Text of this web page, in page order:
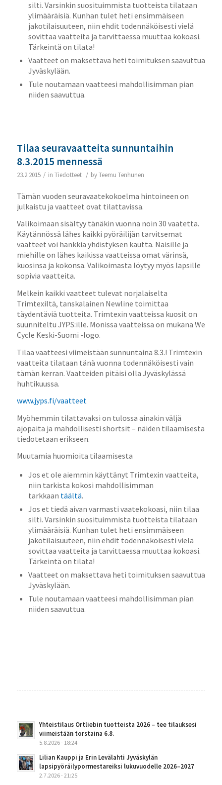
silti. Varsinkin suosituimmista tuotteista tilataan
ylimääräisiä. Kunhan tulet heti ensimmäiseen
jakotilaisuuteen, niin ehdit todennäköisesti vielä
sovittaa vaatteita ja tarvittaessa muuttaa kokoasi.
Tärkeintä on tilata!
Vaatteet on maksettava heti toimituksen saavuttua
Jyväskylään.
Tule noutamaan vaatteesi mahdollisimman pian
niiden saavuttua.
Tilaa seuravaatteita sunnuntaihin
8.3.2015 mennessä
23.2.2015 / in Tiedotteet / byTeemu Tenhunen
Tämän vuoden seuravaatekokoelma hintoineen on
julkaistu ja vaatteet ovat tilattavissa.
Valikoimaan sisältyy tänäkin vuonna noin 30 vaatetta.
Käytännössä lähes kaikki pyöräilijän tarvitsemat
vaatteet voi hankkia yhdistyksen kautta. Naisille ja
miehille on lähes kaikissa vaatteissa omat värinsä,
kuosinsa ja kokonsa. Valikoimasta löytyy myös lapsille
sopivia vaatteita.
Melkein kaikki vaatteet tulevat norjalaiselta
Trimtexiltä, tanskalainen Newline toimittaa
täydentäviä tuotteita. Trimtexin vaatteissa kuosit on
suunniteltu JYPS:ille. Monissa vaatteissa on mukana We
Cycle Keski-Suomi -logo.
Tilaa vaatteesi viimeistään sunnuntaina 8.3.! Trimtexin
vaatteita tilataan tänä vuonna todennäköisesti vain
tämän kerran. Vaatteiden pitäisi olla Jyväskylässä
huhtikuussa.
www.jyps.fi/vaatteet
Myöhemmin tilattavaksi on tulossa ainakin väljä
ajopaita ja mahdollisesti shortsit – näiden tilaamisesta
tiedotetaan erikseen.
Muutamia huomioita tilaamisesta
Jos et ole aiemmin käyttänyt Trimtexin vaatteita,
niin tarkista kokosi mahdollisimman
tarkkaan täältä.
Jos et tiedä aivan varmasti vaatekokoasi, niin tilaa
silti. Varsinkin suosituimmista tuotteista tilataan
ylimääräisiä. Kunhan tulet heti ensimmäiseen
jakotilaisuuteen, niin ehdit todennäköisesti vielä
sovittaa vaatteita ja tarvittaessa muuttaa kokoasi.
Tärkeintä on tilata!
Vaatteet on maksettava heti toimituksen saavuttua
Jyväskylään.
Tule noutamaan vaatteesi mahdollisimman pian
niiden saavuttua.
Yhteistilaus Ortliebin tuotteista 2026 – tee tilauksesi
viimeistään torstaina 6.8.
5.8.2026 - 18:24
Lilian Kauppi ja Erin Levälahti Jyväskylän
lapsipyöräilypormestareiksi lukuvuodelle 2026–2027
2.7.2026 - 21:25